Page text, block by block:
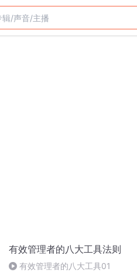
有效管理者的八大工具法则
有效管理者的八大工具01